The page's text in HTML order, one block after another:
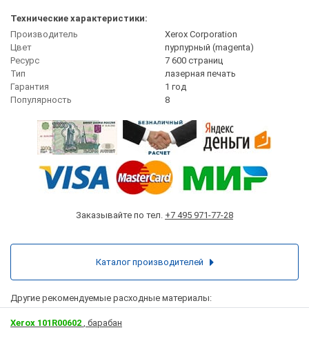
Технические характеристики:
Производитель
Xerox Corporation
Цвет
пурпурный (magenta)
Ресурс
7 600 страниц
Тип
лазерная печать
Гарантия
1 год
Популярность
8
Заказывайте по тел. +7 495 971-77-28
Другие рекомендуемые расходные материалы:
Xerox 101R00602 , барабан